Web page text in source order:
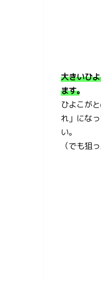
大きいひ
ます。
ひよこが
れ」にな
い。
（でも狙